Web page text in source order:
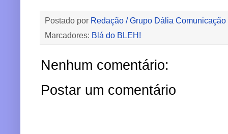
Postado por Redação / Grupo Dália Comunicação
Marcadores: Blá do BLEH!
Nenhum comentário:
Postar um comentário